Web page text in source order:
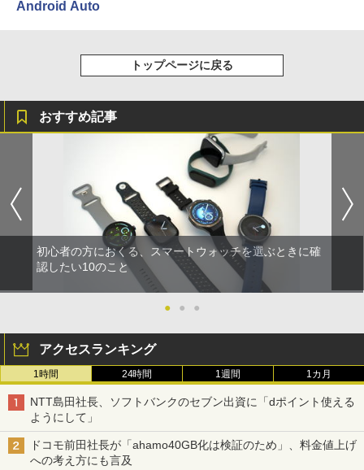
Android Auto
トップページに戻る
おすすめ記事
初心者の方におくる、スマートウォッチを選ぶときに確
認したい10のこと
● ● ●
アクセスランキング
1時間 24時間 1週間 1カ月
NTT島田社長、ソフトバンクのセブン出資に「dポイント使える
ようにして」
ドコモ前田社長が「ahamo40GB化は検証のため」、料金値上げ
への考え方にも言及